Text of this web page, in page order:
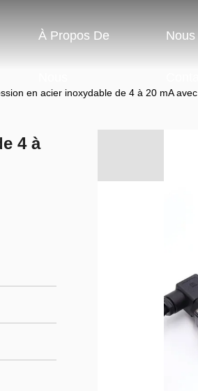
À Propos De Nous
en acier inoxydable de 4 à 20 mA
4 à